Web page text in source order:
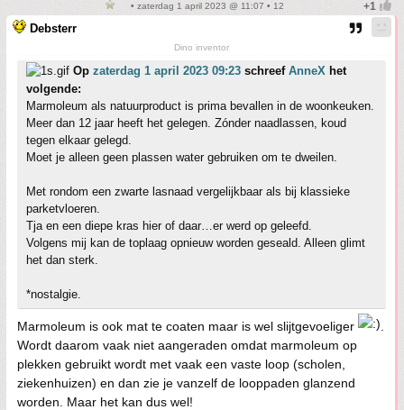
• zaterdag 1 april 2023 @ 11:07 • 12
Debsterr
Dino inventor
Op zaterdag 1 april 2023 09:23 schreef AnneX het
volgende:
Marmoleum als natuurproduct is prima bevallen in de woonkeuken.
Meer dan 12 jaar heeft het gelegen. Zónder naadlassen, koud
tegen elkaar gelegd.
Moet je alleen geen plassen water gebruiken om te dweilen.
Met rondom een zwarte lasnaad vergelijkbaar als bij klassieke
parketvloeren.
Tja en een diepe kras hier of daar…er werd op geleefd.
Volgens mij kan de toplaag opnieuw worden geseald. Alleen glimt
het dan sterk.
*nostalgie.
Marmoleum is ook mat te coaten maar is wel slijtgevoeliger
Wordt daarom vaak niet aangeraden omdat marmoleum op
plekken gebruikt wordt met vaak een vaste loop (scholen,
ziekenhuizen) en dan zie je vanzelf de looppaden glanzend
worden. Maar het kan dus wel!